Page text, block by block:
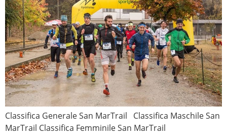
Classifica Generale San MarTrail Classifica Maschile San
MarTrail Classifica Femminile San MarTrail